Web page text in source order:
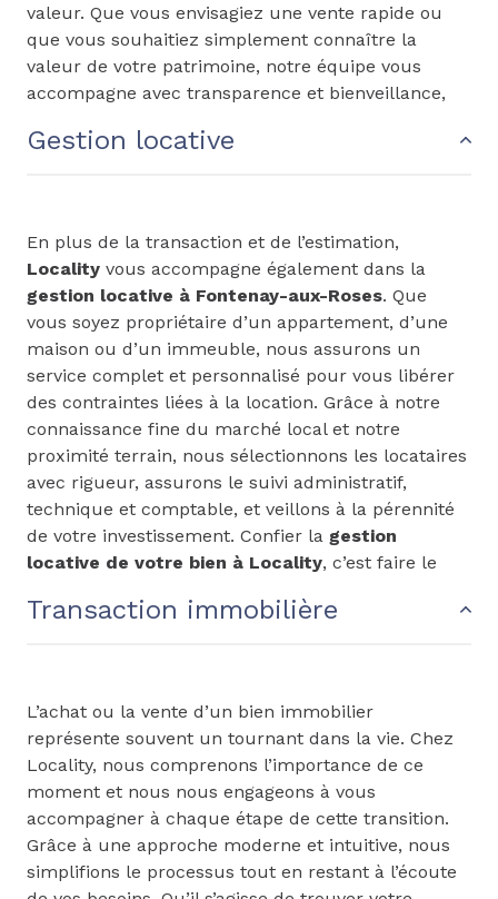
valeur. Que vous envisagiez une vente rapide ou
que vous souhaitiez simplement connaître la
valeur de votre patrimoine, notre équipe vous
accompagne avec transparence et bienveillance,
Gestion locative
En plus de la transaction et de l’estimation,
Locality vous accompagne également dans la
gestion locative à Fontenay-aux-Roses. Que
vous soyez propriétaire d’un appartement, d’une
maison ou d’un immeuble, nous assurons un
service complet et personnalisé pour vous libérer
des contraintes liées à la location. Grâce à notre
connaissance fine du marché local et notre
proximité terrain, nous sélectionnons les locataires
avec rigueur, assurons le suivi administratif,
technique et comptable, et veillons à la pérennité
de votre investissement. Confier la gestion
locative de votre bien à Locality, c’est faire le
performance locative.
Transaction immobilière
L’achat ou la vente d’un bien immobilier
représente souvent un tournant dans la vie. Chez
Locality, nous comprenons l’importance de ce
moment et nous nous engageons à vous
accompagner à chaque étape de cette transition.
Grâce à une approche moderne et intuitive, nous
simplifions le processus tout en restant à l’écoute